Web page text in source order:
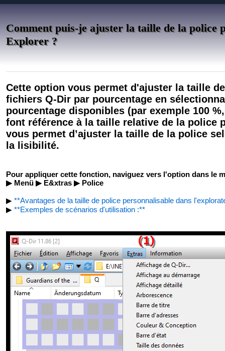
Comment puis-je ajuster la taille de la police
Explorer ?
Cette option vous permet d'ajuster la taille
fichiers Q-Dir par pourcentage en
pourcentage disponibles (par exemple 100
font référence à la taille relative de la police
vous permet d’ajuster la taille de la police
la lisibilité.
Pour appliquer cette fonction, naviguez vers l'option dans le
▶ Menü ▶ E&xtras ▶ Police
▶ **Avantages de la taille de police personnalisable dans
▶ **Exemples de scénarios d'utilisation :**